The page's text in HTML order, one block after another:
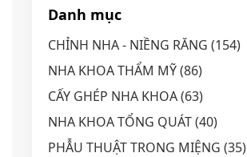
Danh mục
CHỈNH NHA - NIỀNG RĂNG (154)
NHA KHOA THẨM MỸ(86)
CẤY GHÉP NHA KHOA(63)
NHA KHOA TỔNG QUÁT(40)
PHẪU THUẬT TRONG MIỆNG (35)